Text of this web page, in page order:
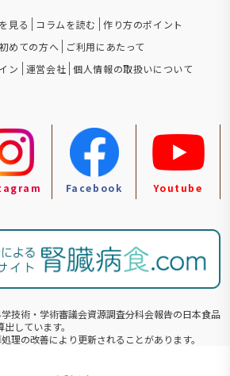
見る コラムを読む
作り方のポイント
初めての方へ
ご利用にあたって
ン 運営会社 個人情報の取扱いについて
Facebook Youtube
技術・学術審議会資源調査分科会報告の⽇本食品
しています。
理の改善により更新されることがあります。